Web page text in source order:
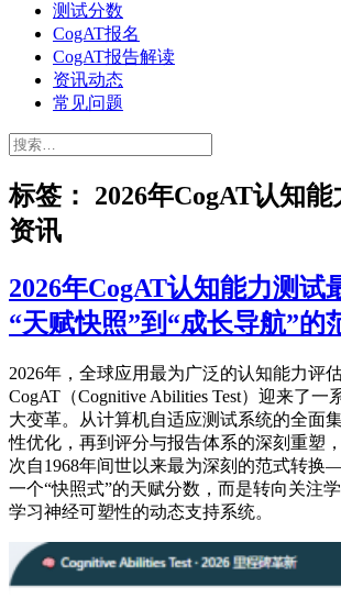
测试分数
CogAT报名
CogAT报告解读
资讯动态
常见问题
搜
标签： 2026年CogAT认知
资讯
2026年CogAT认知能力测试
“天赋快照”到“成长导航”的
2026年，全球应用最为广泛的认知能力评
CogAT（Cognitive Abilities Test）迎来了一
大变革。从计算机自适应测试系统的全面
性优化，再到评分与报告体系的深刻重塑
次自1968年间世以来最为深刻的范式转
一个“快照式”的天赋分数，而是转向关注
学习神经可塑性的动态支持系统。